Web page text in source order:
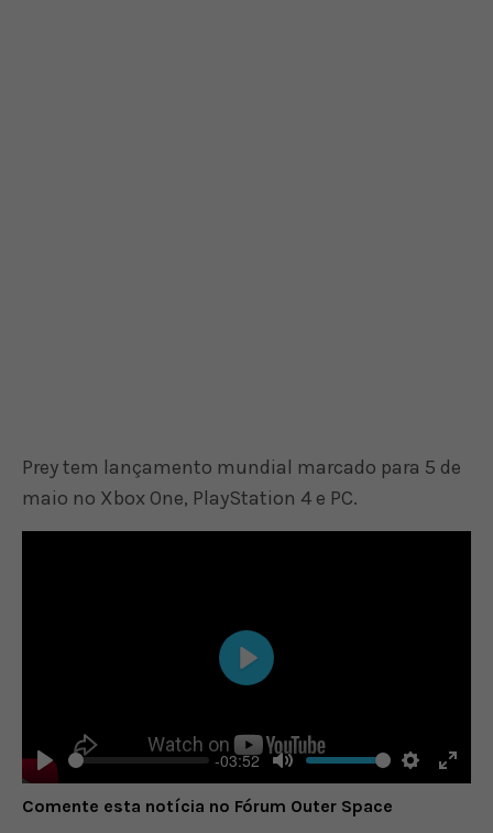
Prey tem lançamento mundial marcado para 5 de
maio no Xbox One, PlayStation 4 e PC.
Play
-03:52
Mute Settings
Enter
Play
Comente esta notícia no Fórum Outer Space